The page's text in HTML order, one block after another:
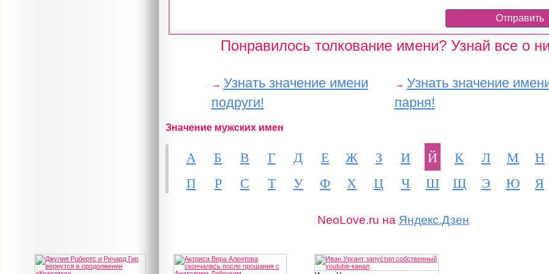
Понравилось толкование имени? Узнай все о
→ Узнать значение имени
подруги!
→ Узнать значение
парня!
Значение мужских имен
А Б В Г Д Е Ж З И Й К Л М Н
П
Р С Т У Ф Х Ц Ч Ш Щ Э Ю Я
NeoLove.ru на Яндекс.Дзен